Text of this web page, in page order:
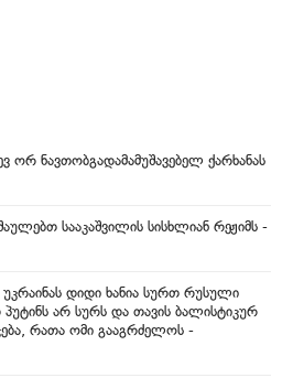
ორ ნავთობგადამამუშავებელ ქარხანას
სააკაშვილის სისხლიან რეჟიმს -
უკრაინას დიდი ხანია სურთ რუსული
არ სურს და თავის ბალისტიკურ
რათა ომი გააგრძელოს -